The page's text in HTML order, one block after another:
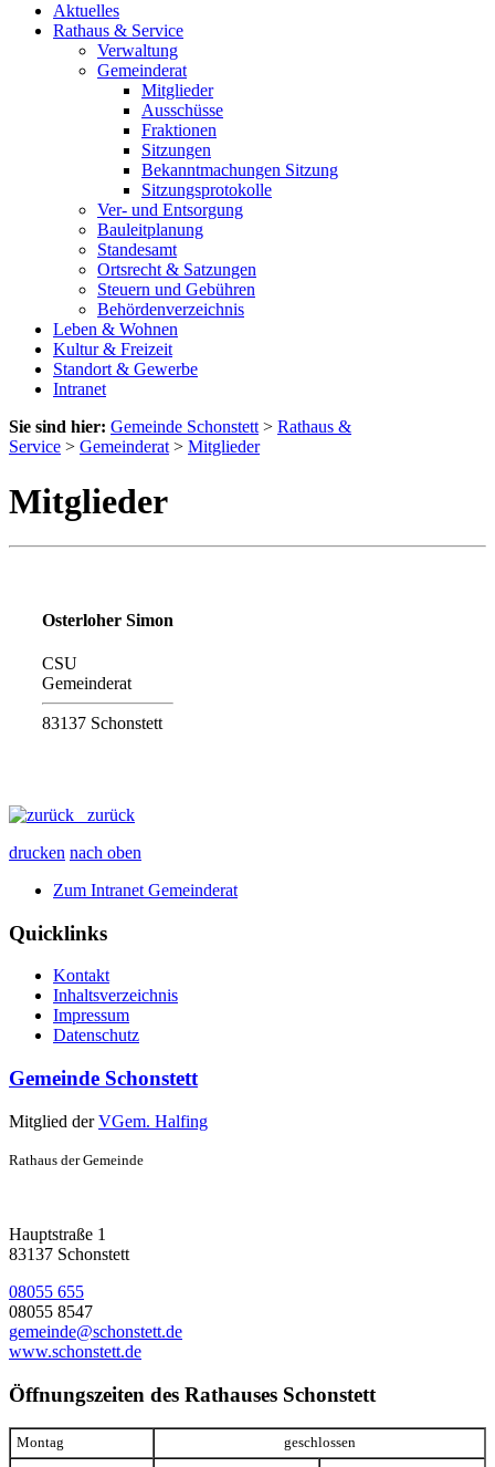
Aktuelles
Rathaus & Service
Verwaltung
Gemeinderat
Mitglieder
Ausschüsse
Fraktionen
Sitzungen
Bekanntmachungen Sitzung
Sitzungsprotokolle
Ver- und Entsorgung
Bauleitplanung
Standesamt
Ortsrecht & Satzungen
Steuern und Gebühren
Behördenverzeichnis
Leben & Wohnen
Kultur & Freizeit
Standort & Gewerbe
Intranet
Sie sind hier: Gemeinde Schonstett > Rathaus &
Service > Gemeinderat > Mitglieder
Mitglieder
Osterloher Simon
CSU
Gemeinderat
83137 Schonstett
zurück
drucken nach oben
Zum Intranet Gemeinderat
Quicklinks
Kontakt
Inhaltsverzeichnis
Impressum
Datenschutz
Gemeinde Schonstett
Mitglied derVGem. Halfing
Rathaus der Gemeinde
Hauptstraße 1
83137 Schonstett
08055 655
08055 8547
gemeinde@schonstett.de
www.schonstett.de
Öffnungszeiten des Rathauses Schonstett
Montag geschlossen